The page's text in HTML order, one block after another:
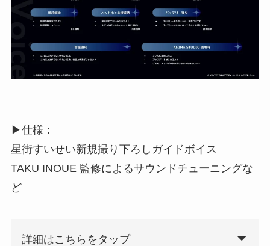
▶︎仕様：
星街すいせい新規撮り下ろしガイドボイス
TAKU INOUE 監修によるサウンドチューニングな
ど
詳細はこちらをタップ